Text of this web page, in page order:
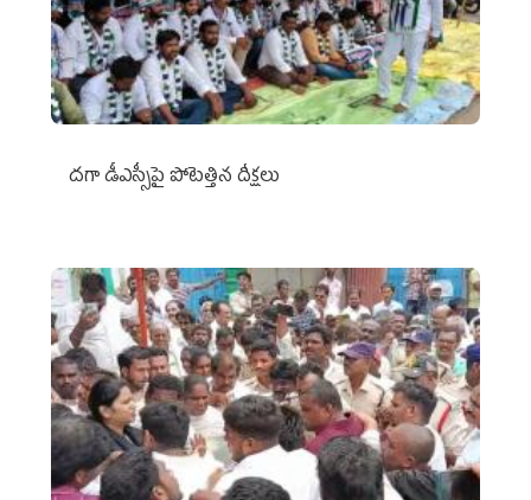
దగా డీఎస్సీపై పోటెత్తిన దీక్షలు